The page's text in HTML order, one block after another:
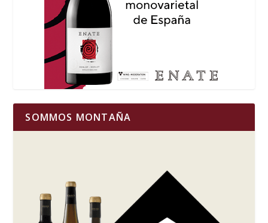
SOMMOS MONTAÑA